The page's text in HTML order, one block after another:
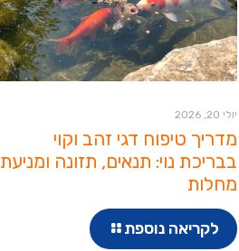
יולי 20, 2026
מדריך טיפוח דגי זהב וקוי
בבריכת נוי: תנאים, תזונה ומניעת
מחלות
לקריאה נוספת